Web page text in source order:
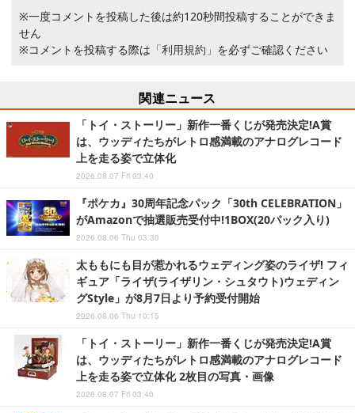
※一度コメントを投稿した後は約120秒間投稿することができま
せん
※コメントを投稿する際は 「利用規約」 を必ずご確認ください
関連ニュース
「トイ・ストーリー」新作一番くじが発売決定!A賞
は、ウッディたちがレトロ感満載のアナログレコード
上を走る姿で立体化
2026.08.07 Fri 03:40
『ポケカ』30周年記念パック「30th CELEBRATION」
がAmazonで抽選販売受付中!1BOX(20パック入り)
2026.08.06 Thu 03:30
太ももにも目が惹かれるウェディング姿のライザ! フィ
ギュア「ライザ(ライザリン・シュタウト)ウェディン
グStyle」が8月7日より予約受付開始
2026.08.06 Thu 10:15
「トイ・ストーリー」新作一番くじが発売決定!A賞
は、ウッディたちがレトロ感満載のアナログレコード
上を走る姿で立体化 2枚目の写真・画像
2026.08.07 Fri 03:40